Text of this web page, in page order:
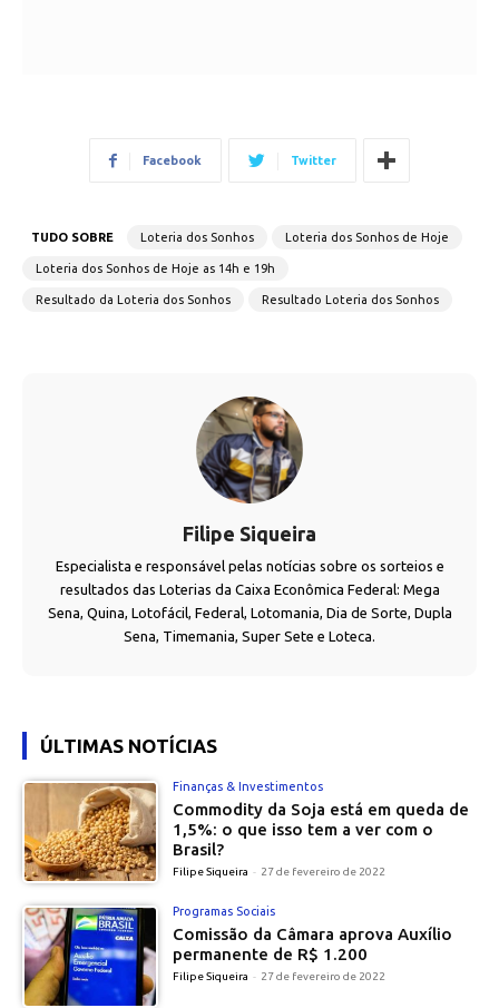
Facebook Twitter
TUDO SOBRE Loteria dos Sonhos Loteria dos Sonhos de Hoje
Loteria dos Sonhos de Hoje as 14h e 19h
Resultado da Loteria dos Sonhos Resultado Loteria dos Sonhos
Filipe Siqueira
Especialista e responsável pelas notícias sobre os sorteios e
resultados das Loterias da Caixa Econômica Federal: Mega
Sena, Quina, Lotofácil, Federal, Lotomania, Dia de Sorte, Dupla
Sena, Timemania, Super Sete e Loteca.
ÚLTIMAS NOTÍCIAS
Finanças & Investimentos
Commodity da Soja está em queda de
1,5%: o que isso tem a ver com o
Brasil?
Filipe Siqueira - 27 de fevereiro de 2022
Programas Sociais
Comissão da Câmara aprova Auxílio
permanente de R$ 1.200
Filipe Siqueira - 27 de fevereiro de 2022